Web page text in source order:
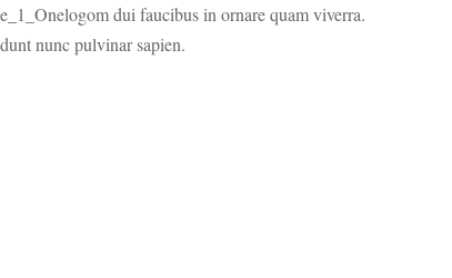
dui faucibus in ornare quam viverra.
nunc pulvinar sapien.